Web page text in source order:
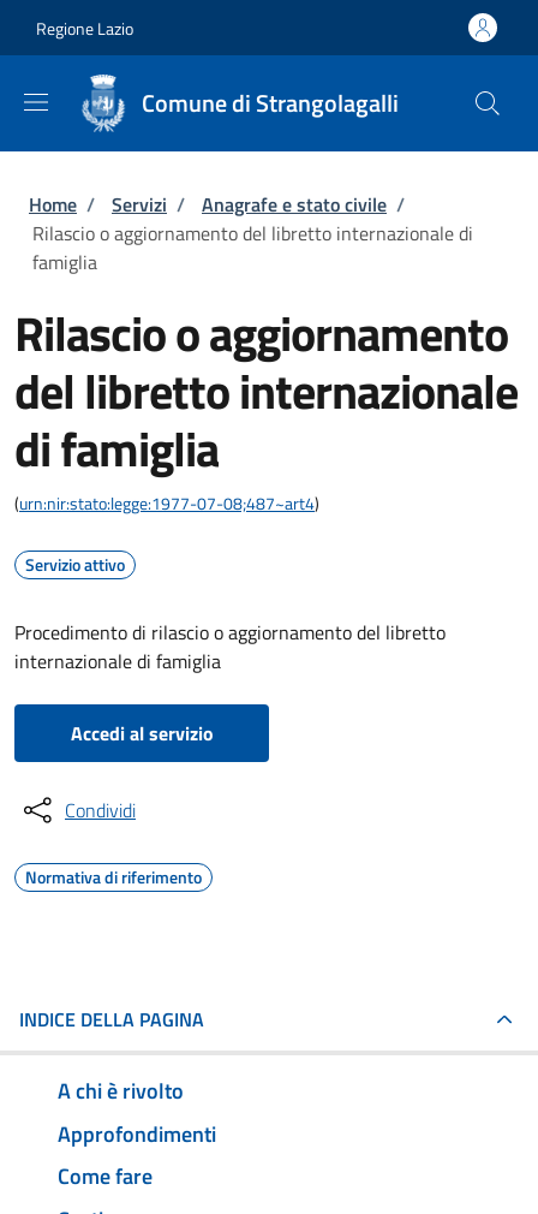
Regione Lazio
Comune di Strangolagalli
Briciole di pane
Home / Servizi / Anagrafe e stato civile /
Rilascio o aggiornamento del libretto internazionale di
famiglia
Rilascio o aggiornamento
del libretto internazionale
di famiglia
(urn:nir:stato:legge:1977-07-08;487~art4)
Servizio attivo
Procedimento di rilascio o aggiornamento del libretto
internazionale di famiglia
Accedi al servizio
Condividi
Normativa di riferimento
INDICE DELLA PAGINA
A chi è rivolto
Approfondimenti
Come fare